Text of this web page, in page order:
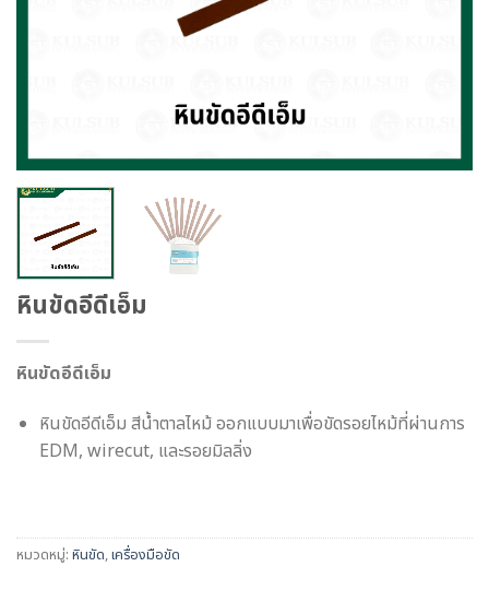
หินขัดอีดีเอ็ม
หินขัดอีดีเอ็ม
หินขัดอีดีเอ็ม สีน้ำตาลไหม้ ออกแบบมาเพื่อขัดรอยไหม้ที่ผ่านการ
EDM, wirecut, และรอยมิลลิ่ง
หมวดหมู่: หินขัด,เครื่องมือขัด